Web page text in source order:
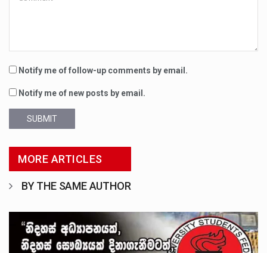
Notify me of follow-up comments by email.
Notify me of new posts by email.
SUBMIT
MORE ARTICLES
BY THE SAME AUTHOR